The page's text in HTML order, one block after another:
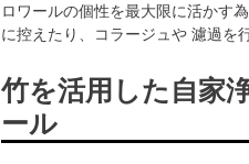
ロワールの個性を最大限に活かす
に控えたり、コラージュや 濾過を
竹を活用した自家
ール